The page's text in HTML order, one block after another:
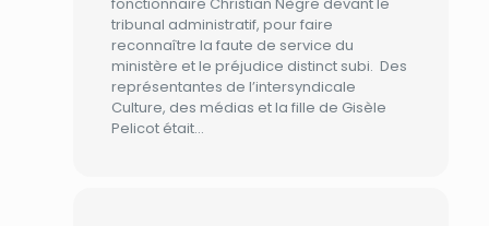
tribunal administratif, pour faire
reconnaître la faute de service du
ministère et le préjudice distinct subi. Des
représentantes de l’intersyndicale
Culture, des médias et la fille de Gisèle
Pelicot était…